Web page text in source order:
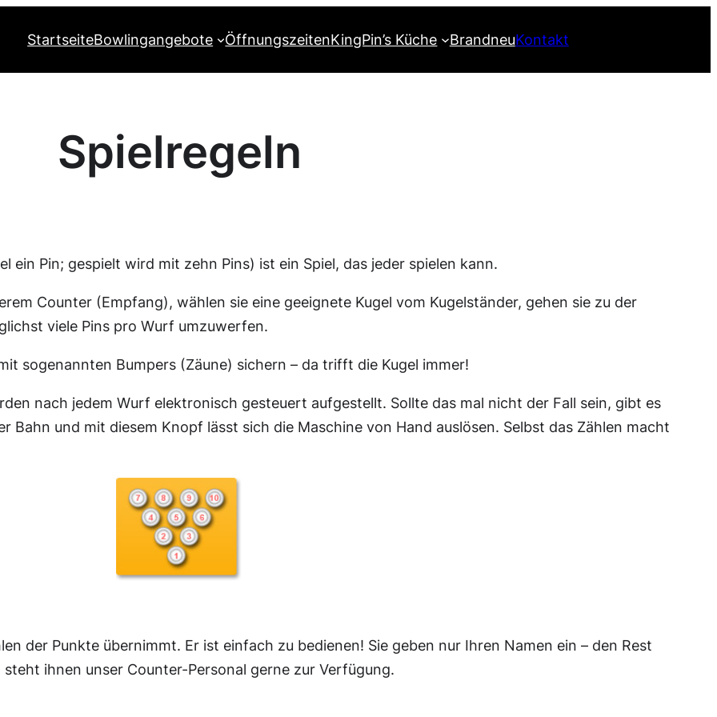
StartseiteBowlingangebote ÖffnungszeitenKingPin’s Küche BrandneuKontakt
Spielregeln
ein Pin; gespielt wird mit zehn Pins) ist ein Spiel, das jeder spielen kann.
Counter (Empfang), wählen sie eine geeignete Kugel vom Kugelständer, gehen sie zu der
viele Pins pro Wurf umzuwerfen.
sogenannten Bumpers (Zäune) sichern – da trifft die Kugel immer!
nach jedem Wurf elektronisch gesteuert aufgestellt. Sollte das mal nicht der Fall sein, gibt es
Bahn und mit diesem Knopf lässt sich die Maschine von Hand auslösen. Selbst das Zählen macht
der Punkte übernimmt. Er ist einfach zu bedienen! Sie geben nur Ihren Namen ein – den Rest
ihnen unser Counter-Personal gerne zur Verfügung.